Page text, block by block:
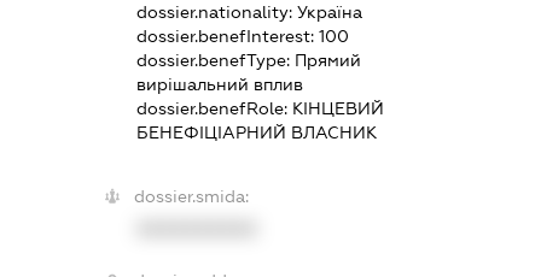
dossier.nationality: Україна
dossier.benefInterest: 100
dossier.benefType: Прямий
вирішальний вплив
dossier.benefRole: КІНЦЕВИЙ
БЕНЕФІЦІАРНИЙ ВЛАСНИК
dossier.smida: